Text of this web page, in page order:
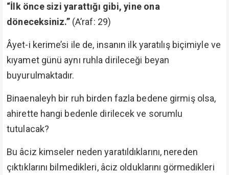
“İlk önce sizi yarattığı gibi, yine ona
döneceksiniz.”(A’raf: 29)
Âyet-i kerime’si ile de, insanın ilk yaratılış biçimiyle ve
kıyamet günü aynı ruhla dirileceği beyan
buyurulmaktadır.
Binaenaleyh bir ruh birden fazla bedene girmiş olsa,
ahirette hangi bedenle dirilecek ve sorumlu
tutulacak?
Bu âciz kimseler neden yaratıldıklarını, nereden
çıktıklarını bilmedikleri, âciz olduklarını görmedikleri